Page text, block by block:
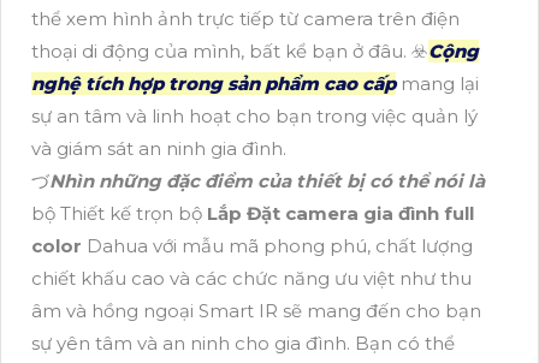
thể xem hình ảnh trực tiếp từ camera trên điện
thoại di động của mình, bất kể bạn ở đâu. ☣️Cộng
nghệ tích hợp trong sản phẩm cao cấpmang lại
sự an tâm và linh hoạt cho bạn trong việc quản lý
và giám sát an ninh gia đình.
づNhìn những đặc điểm của thiết bị có thể nói là
bộ Thiết kế trọn bộ Lắp Đặt camera gia đình full
color Dahua với mẫu mã phong phú, chất lượng
chiết khấu cao và các chức năng ưu việt như thu
âm và hồng ngoại Smart IR sẽ mang đến cho bạn
sự yên tâm và an ninh cho gia đình. Bạn có thể